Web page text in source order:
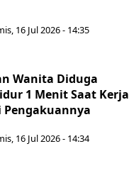
16 Jul 2026 - 14:35
Wanita Diduga
1 Menit Saat Kerja
Pengakuannya
16 Jul 2026 - 14:34